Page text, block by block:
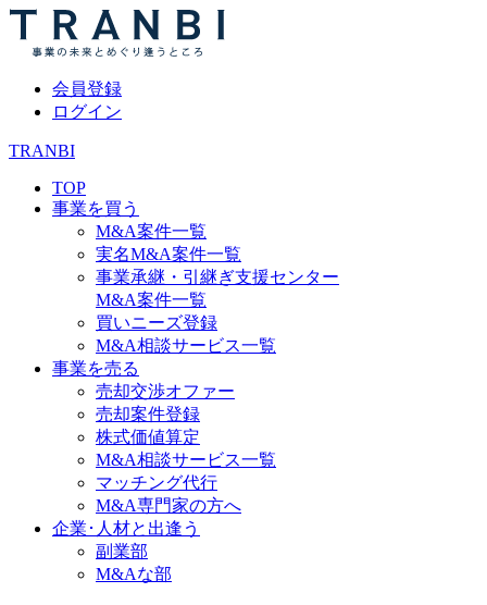
会員登録
ログイン
TRANBI
TOP
事業を買う
M&A案件一覧
実名M&A案件一覧
事業承継・引継ぎ支援センター
M&A案件一覧
買いニーズ登録
M&A相談サービス一覧
事業を売る
売却交渉オファー
売却案件登録
株式価値算定
M&A相談サービス一覧
マッチング代行
M&A専門家の方へ
企業･人材と出逢う
副業部
M&Aな部